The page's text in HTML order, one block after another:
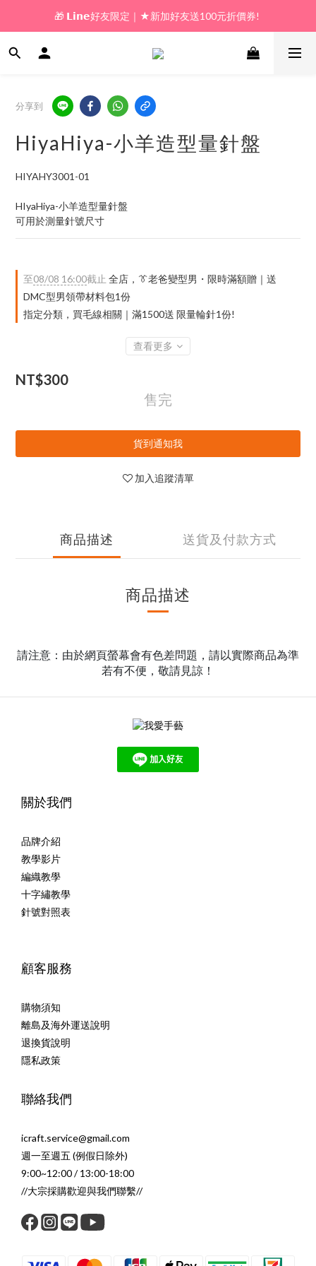
🎁 新好友購物金｜★加入新會員領券送100元!
🎁 𝗟𝗶𝗻𝗲好友限定｜★新加好友送100元折價券!
🎁 新好友購物金｜★加入新會員領券送100元!
分享到
HiyaHiya-小羊造型量針盤
HIYAHY3001-01
HIyaHiya-小羊造型量針盤
可用於測量針號尺寸
至08/08 16:00截止 全店，👔老爸變型男・限時滿額贈｜送
DMC型男領帶材料包1份
指定分類，買毛線相關｜滿1500送 限量輪針1份!
查看更多
NT$300
售完
貨到通知我
加入追蹤清單
商品描述 送貨及付款方式
商品描述
請注意：由於網頁螢幕會有色差問題，請以實際商品為準
若有不便，敬請見諒！
關於我們
品牌介紹
教學影片
編織教學
十字繡教學
針號對照表
顧客服務
購物須知
離島及海外運送說明
退換貨說明
隱私政策
聯絡我們
icraft.service@gmail.com
週一至週五 (例假日除外)
9:00~12:00 / 13:00-18:00
//大宗採購歡迎與我們聯繫//